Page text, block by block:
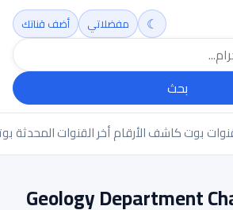
بحث
☾ مفضلاتي أضف قناتك
بوت كاشف الأرقامأخر القنوات المحدثة
Geology Department